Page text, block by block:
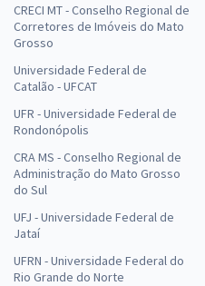
CRECI MT - Conselho Regional de
Corretores de Imóveis do Mato
Grosso
Universidade Federal de
Catalão - UFCAT
UFR - Universidade Federal de
Rondonópolis
CRA MS - Conselho Regional de
Administração do Mato Grosso
do Sul
UFJ - Universidade Federal de
Jataí
UFRN - Universidade Federal do
Rio Grande do Norte